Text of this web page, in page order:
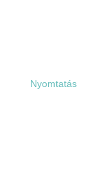
Nyomtatás